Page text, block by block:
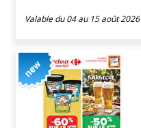
Valable du 04 au 15 août 2026